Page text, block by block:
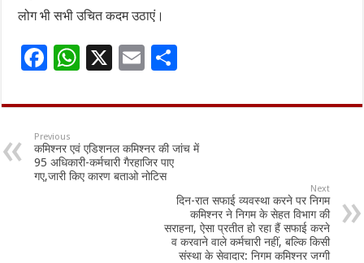
लोग भी सभी उचित कदम उठाएं।
F
e
b
o
o
W
at
sA
p
p
X
E
ai ar
e
Previous
कमिश्नर एवं एडिशनल कमिश्नर की जांच में
95 अधिकारी-कर्मचारी गैरहाजिर पाए
गए,जारी किए कारण बताओ नोटिस
Next
दिन-रात सफाई व्यवस्था करने पर निगम
कमिश्नर ने निगम के सेहत विभाग की
सराहना, ऐसा प्रतीत हो रहा हैं सफाई करने
व करवाने वाले कर्मचारी नहीं, बल्कि किसी
संस्था के सेवादार: निगम कमिश्नर जग्गी